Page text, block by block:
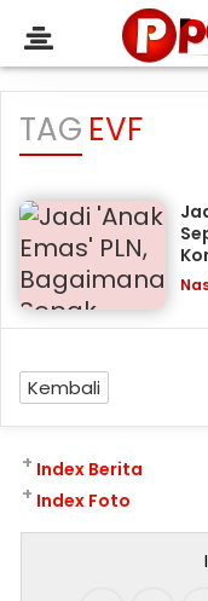
TAG EVF
Kembali
Index Berita
+
Index Foto
+